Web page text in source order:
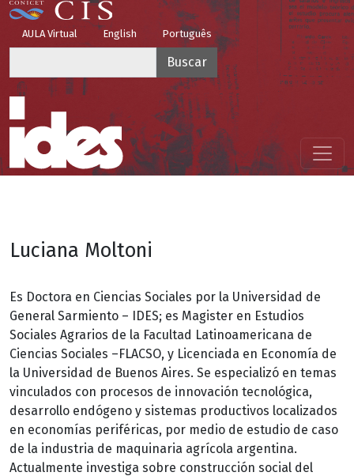
Pasar al contenido principal
Top Menu
AULA Virtual English Português
Menú principal
Luciana Moltoni
Es Doctora en Ciencias Sociales por la Universidad de
General Sarmiento – IDES; es Magister en Estudios
Sociales Agrarios de la Facultad Latinoamericana de
Ciencias Sociales –FLACSO, y Licenciada en Economía de
la Universidad de Buenos Aires. Se especializó en temas
vinculados con procesos de innovación tecnológica,
desarrollo endógeno y sistemas productivos localizados
en economías periféricas, por medio de estudio de caso
de la industria de maquinaria agrícola argentina.
Actualmente investiga sobre construcción social del